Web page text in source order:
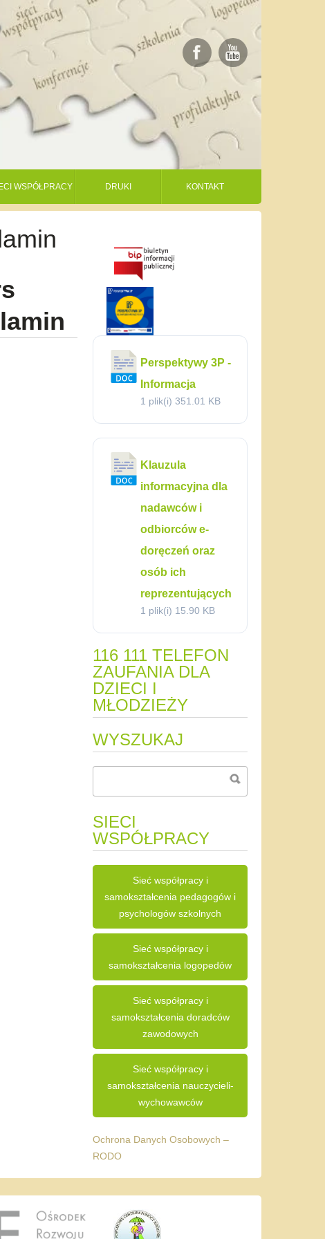
WSPÓŁPRACY DRUKI KONTAKT
Perspektywy 3P -
Informacja
1 plik(i) 351.01 KB
Klauzula
informacyjna dla
nadawców i
odbiorców e-
doręczeń oraz
osób ich
reprezentujących
1 plik(i) 15.90 KB
116 111 TELEFON
ZAUFANIA DLA
DZIECI I
MŁODZIEŻY
WYSZUKAJ
SIECI
WSPÓŁPRACY
Sieć współpracy i
samokształcenia pedagogów i
psychologów szkolnych
Sieć współpracy i
samokształcenia logopedów
Sieć współpracy i
samokształcenia doradców
zawodowych
Sieć współpracy i
samokształcenia nauczycieli-
wychowawców
Ochrona Danych Osobowych –
RODO